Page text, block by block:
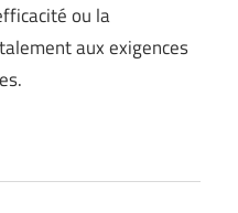
ou la
aux exigences